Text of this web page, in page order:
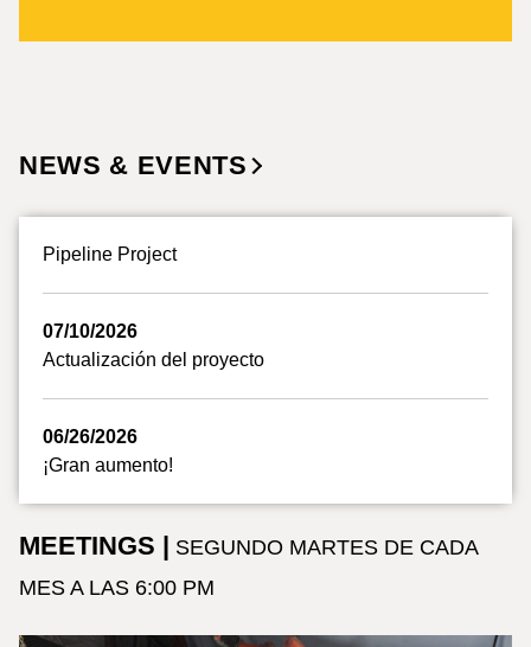
NEWS & EVENTS
Pipeline Project
07/10/2026
Actualización del proyecto
06/26/2026
¡Gran aumento!
MEETINGS | SEGUNDO MARTES DE CADA
MES A LAS 6:00 PM